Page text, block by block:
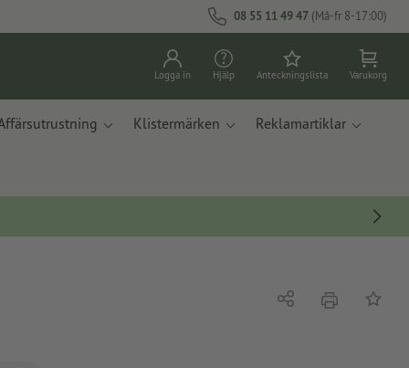
08 55 11 49 47 (Må-fr 8-17:00)
Logga in Hjälp Anteckningslista Varukorg
Klistermärken Reklamartiklar
Dela erbjudande
På